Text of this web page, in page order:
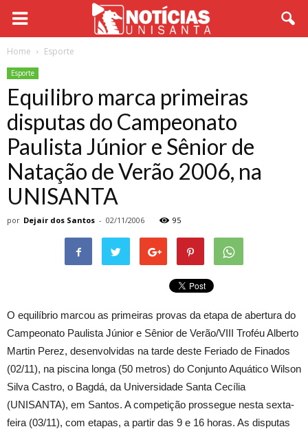
Home Esporte
Esporte
Equilibro marca primeiras
disputas do Campeonato
Paulista Júnior e Sênior de
Natação de Verão 2006, na
UNISANTA
por Dejair dos Santos - 02/11/2006 95
O equilíbrio marcou as primeiras provas da etapa de abertura do
Campeonato Paulista Júnior e Sênior de Verão/VIII Troféu Alberto
Martin Perez, desenvolvidas na tarde deste Feriado de Finados
(02/11), na piscina longa (50 metros) do Conjunto Aquático Wilson
Silva Castro, o Bagdá, da Universidade Santa Cecília
(UNISANTA), em Santos. A competição prossegue nesta sexta-
feira (03/11), com etapas, a partir das 9 e 16 horas. As disputas